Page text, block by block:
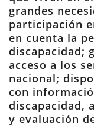
grandes
participación
en cuenta la
discapacidad;
acceso a los
nacional;
con
discapacidad,
y evaluación